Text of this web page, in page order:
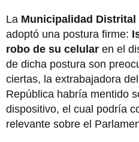
La Municipalidad Distrital
adoptó una postura firme:
robo de su celular en el
de dicha postura son
ciertas, la extrabajadora
República habría mentido
dispositivo, el cual podría
relevante sobre el